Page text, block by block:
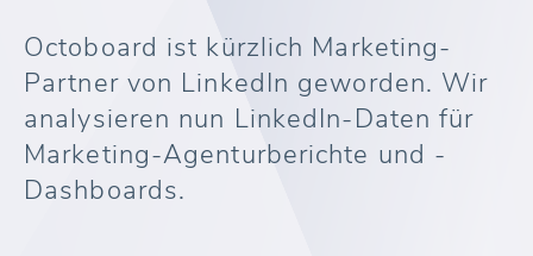
Octoboard ist kürzlich Marketing-
Partner von LinkedIn geworden. Wir
analysieren nun LinkedIn-Daten für
Marketing-Agenturberichte und -
Dashboards.